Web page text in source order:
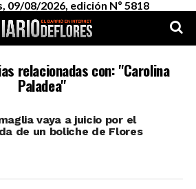
09/08/2026, edición Nº 5818
relacionadas con: "Carolina
Paladea"
vaya a juicio por el
de un boliche de Flores